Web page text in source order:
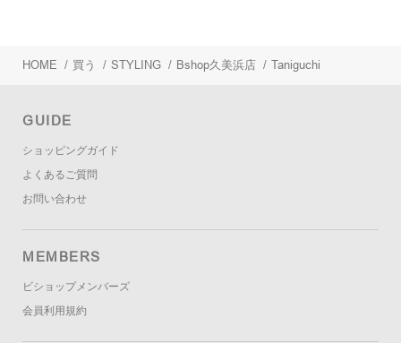
HOME / 買う / STYLING / Bshop久美浜店 / Taniguchi
GUIDE
ショッピングガイド
よくあるご質問
お問い合わせ
MEMBERS
ビショップメンバーズ
会員利用規約